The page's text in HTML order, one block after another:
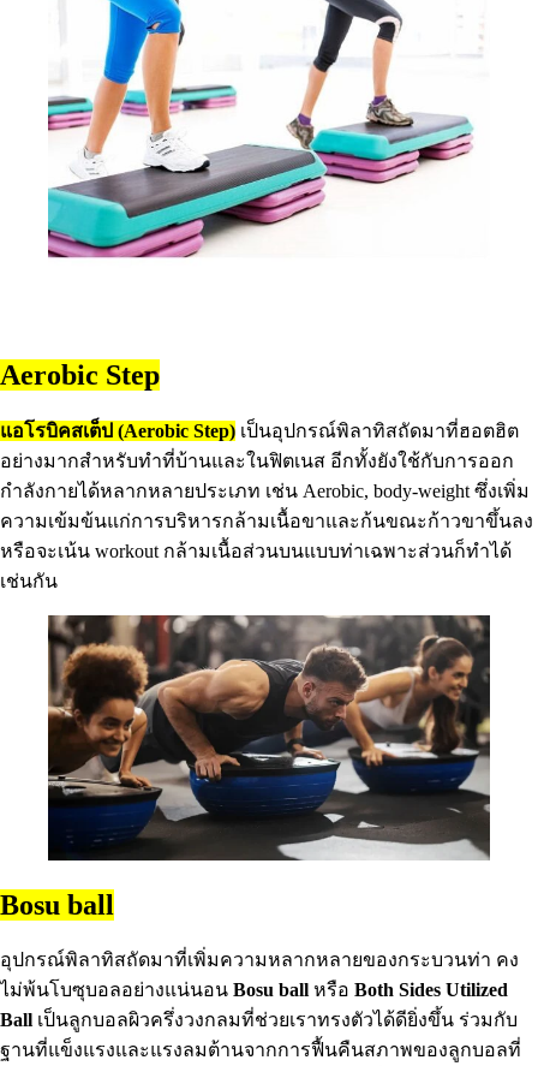
Aerobic Step
แอโรบิคสเต็ป (Aerobic Step) เป็นอุปกรณ์พิลาทิสถัดมาที่ฮอตฮิต
อย่างมากสำหรับทำที่บ้านและในฟิตเนส อีกทั้งยังใช้กับการออก
กำลังกายได้หลากหลายประเภท เช่น Aerobic, body-weight ซึ่งเพิ่ม
ความเข้มข้นแก่การบริหารกล้ามเนื้อขาและก้นขณะก้าวขาขึ้นลง
หรือจะเน้น workout กล้ามเนื้อส่วนบนแบบท่าเฉพาะส่วนก็ทำได้
เช่นกัน
Bosu ball
อุปกรณ์พิลาทิสถัดมาที่เพิ่มความหลากหลายของกระบวนท่า คง
ไม่พ้นโบซุบอลอย่างแน่นอน Bosu ball หรือ Both Sides Utilized
Ball เป็นลูกบอลผิวครึ่งวงกลมที่ช่วยเราทรงตัวได้ดียิ่งขึ้น ร่วมกับ
ฐานที่แข็งแรงและแรงลมต้านจากการฟื้นคืนสภาพของลูกบอลที่